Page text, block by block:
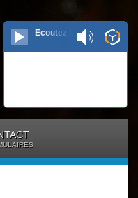
Ecoutez le direct...